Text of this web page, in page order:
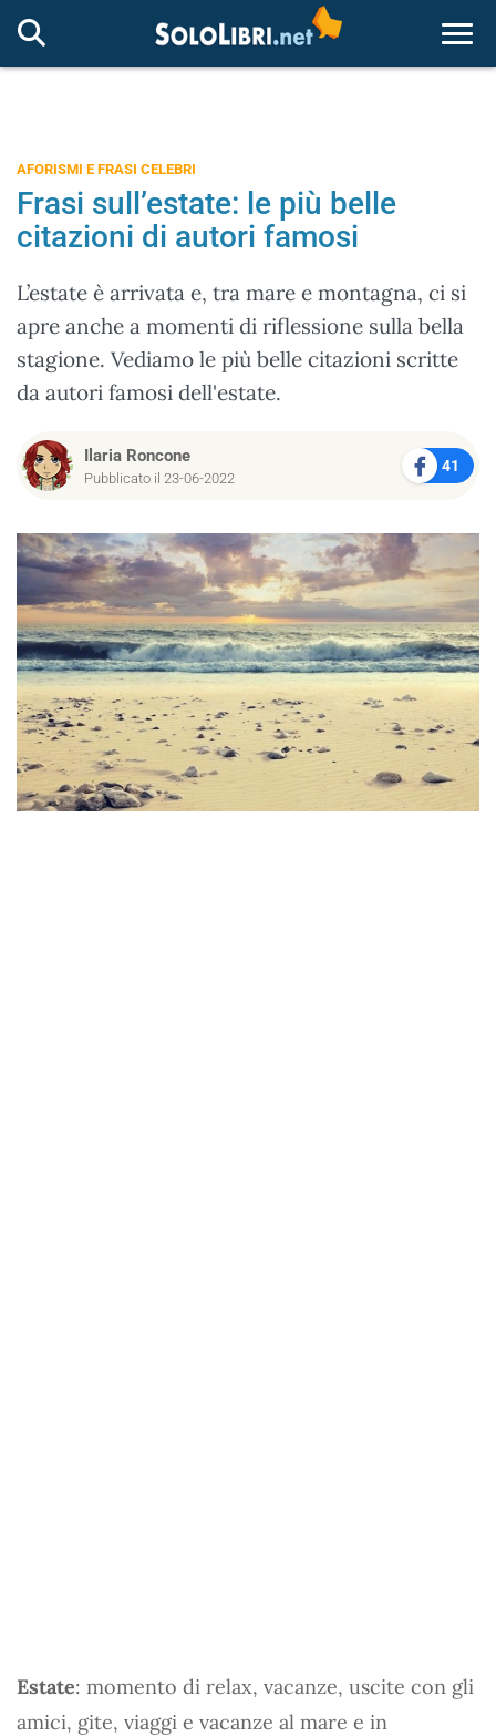
AFORISMI E FRASI CELEBRI
Frasi sull’estate: le più belle
citazioni di autori famosi
L’estate è arrivata e, tra mare e montagna, ci si
apre anche a momenti di riflessione sulla bella
stagione. Vediamo le più belle citazioni scritte
da autori famosi dell'estate.
Ilaria Roncone
Pubblicato il 23-06-2022
41
Estate: momento di relax, vacanze, uscite con gli
amici, gite, viaggi e vacanze al mare e in